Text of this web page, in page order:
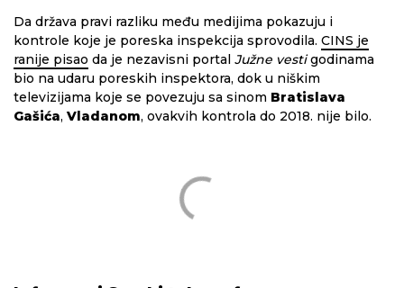
Da država pravi razliku među medijima pokazuju i
kontrole koje je poreska inspekcija sprovodila. CINS je
ranije pisao da je nezavisni portal Južne vestigodinama
bio na udaru poreskih inspektora, dok u niškim
televizijama koje se povezuju sa sinom Bratislava
Gašića, Vladanom, ovakvih kontrola do 2018. nije bilo.